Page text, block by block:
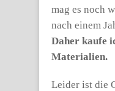
mag es noch
nach einem
Daher kaufe
Materialien.
Leider ist die